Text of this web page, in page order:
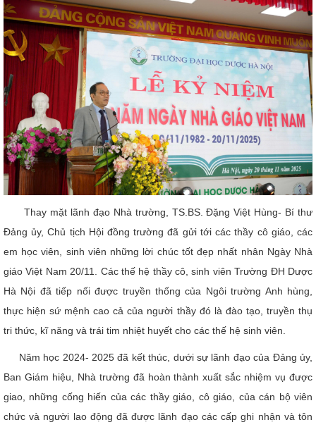
Thay mặt lãnh đạo Nhà trường, TS.BS. Đặng Việt Hùng- Bí thư
Đảng ủy, Chủ tịch Hội đồng trường đã gửi tới các thầy cô giáo, các
em học viên, sinh viên những lời chúc tốt đẹp nhất nhân Ngày Nhà
giáo Việt Nam 20/11.​ Các thế hệ thầy cô, sinh viên Trường ĐH Dược
Hà Nội đã tiếp nối được truyền thống của Ngôi trường Anh hùng,
thực hiện sứ mệnh cao cả của người thầy đó là đào tạo, truyền thụ
tri thức, kĩ năng và trái tim nhiệt huyết cho các thế hệ sinh viên.
Năm học 2024- 2025 đã kết thúc, dưới sự lãnh đạo của Đảng ủy,
Ban Giám hiệu, Nhà trường đã hoàn thành xuất sắc nhiệm vụ được
giao, những cống hiến của các thầy giáo, cô giáo, của cán bộ viên
chức và người lao động đã được lãnh đạo các cấp ghi nhận và tôn